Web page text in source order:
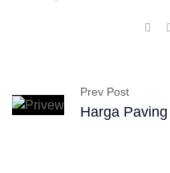
Prev Post
Harga